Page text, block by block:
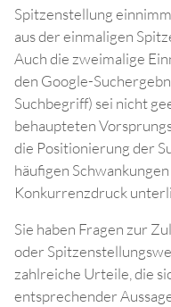
Spitzenstellung
aus der einmaligen
Auch die zweimalige
den Google-
Suchbegriff) sei nicht
behaupteten
die Positionierung der
häufigen
Konkurrenzdruck
Sie haben Fragen zur
oder
zahlreiche Urteile, die
entsprechender